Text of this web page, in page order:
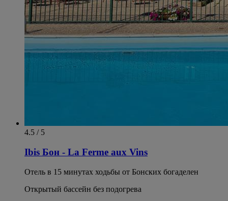
4.5 / 5
Ibis Бон - La Ferme aux Vins
Отель в 15 минутах ходьбы от Бонских богаделен
Открытый бассейн без подогрева